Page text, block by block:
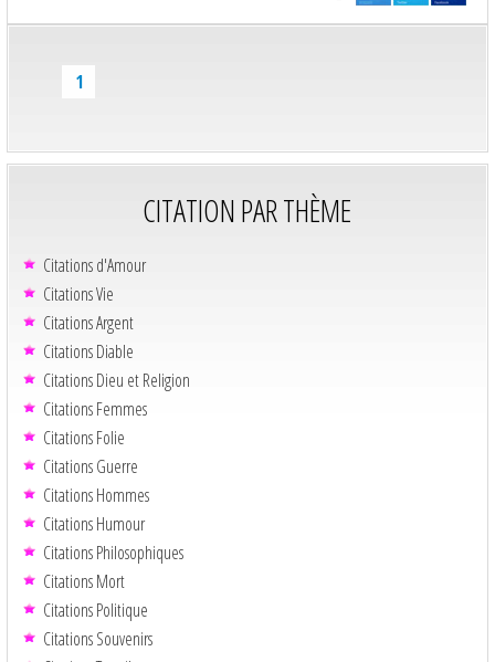
1
CITATION PAR THÈME
Citations d'Amour
Citations Vie
Citations Argent
Citations Diable
Citations Dieu et Religion
Citations Femmes
Citations Folie
Citations Guerre
Citations Hommes
Citations Humour
Citations Philosophiques
Citations Mort
Citations Politique
Citations Souvenirs